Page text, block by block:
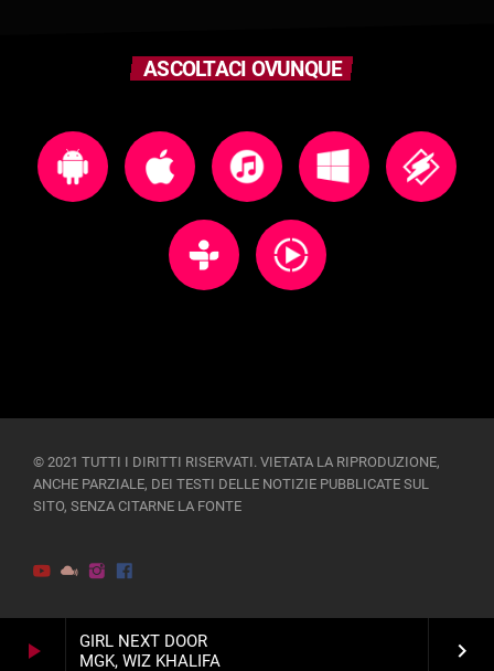
play_arrow
GIRL NEXT DOOR
MGK, WIZ KHALIFA
keyboard_arrow_right
ASCOLTACI OVUNQUE
© 2021 TUTTI I DIRITTI RISERVATI. VIETATA LA RIPRODUZIONE,
ANCHE PARZIALE, DEI TESTI DELLE NOTIZIE PUBBLICATE SUL
SITO, SENZA CITARNE LA FONTE